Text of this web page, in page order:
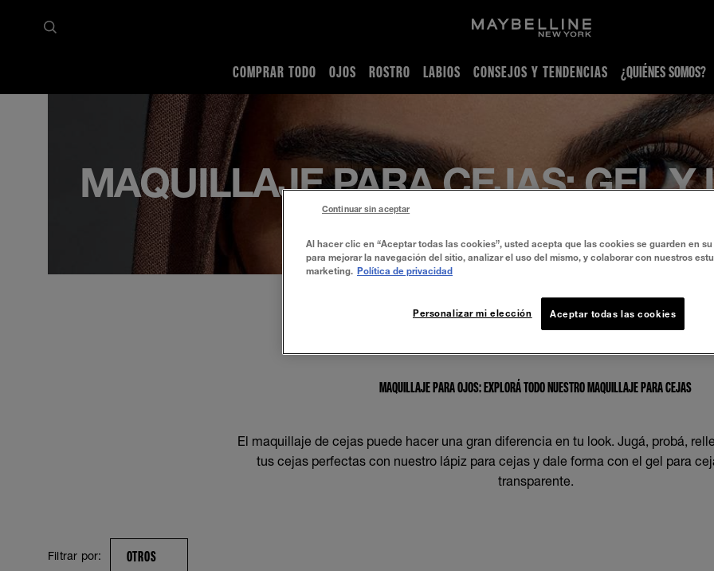
COMPRAR TODO OJOS ROSTRO LABIOS CONSEJOS Y TENDENCIAS ¿QUIÉNES SOMOS?
MAQUILLAJE PARA CEJAS: GEL Y
MAQUILLAJE PARA OJOS: EXPLORÁ TODO NUESTRO MAQUILLAJE PARA CEJAS
El maquillaje de cejas puede hacer una gran diferencia en tu look. Jugá, probá,
tus cejas perfectas con nuestro lápiz para cejas y dale forma con el gel para
transparente.
Filtrar por: OTROS
Al hacer clic en “Aceptar todas las cookies”, usted acepta que las cookies se guarden en
para mejorar la navegación del sitio, analizar el uso del mismo, y colaborar con nuestros
marketing. Política de privacidad
Aceptar todas las cookies
Personalizar mi elección
Continuar sin aceptar